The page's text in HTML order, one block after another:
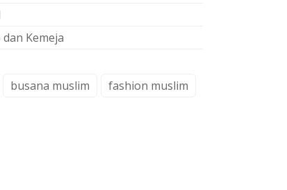
Kemeja
busana muslim
fashion muslim